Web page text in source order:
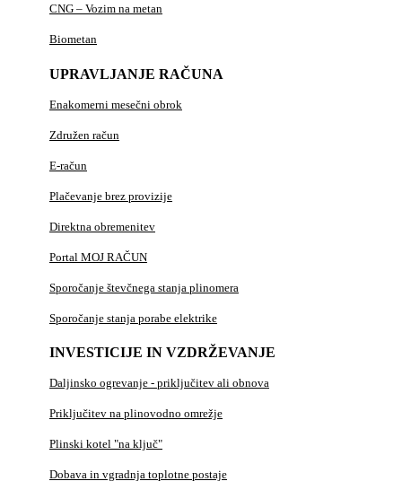
CNG – Vozim na metan
Biometan
UPRAVLJANJE RAČUNA
Enakomerni mesečni obrok
Združen račun
E-račun
Plačevanje brez provizije
Direktna obremenitev
Portal MOJ RAČUN
Sporočanje števčnega stanja plinomera
Sporočanje stanja porabe elektrike
INVESTICIJE IN VZDRŽEVANJE
Daljinsko ogrevanje - priključitev ali obnova
Priključitev na plinovodno omrežje
Plinski kotel "na ključ"
Dobava in vgradnja toplotne postaje